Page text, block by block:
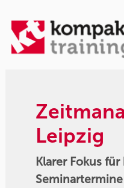
Leipzig
Klarer Fokus
Seminartermine